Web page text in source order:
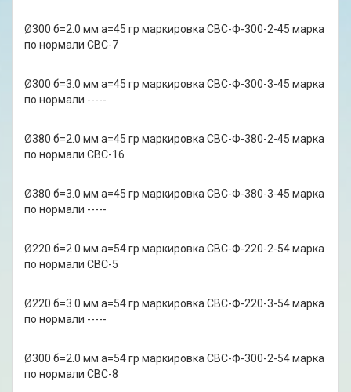
Ø300 б=2.0 мм а=45 гр маркировка СВС-Ф-300-2-45 марка
по нормали СВС-7
Ø300 б=3.0 мм а=45 гр маркировка СВС-Ф-300-3-45 марка
по нормали -----
Ø380 б=2.0 мм а=45 гр маркировка СВС-Ф-380-2-45 марка
по нормали СВС-16
Ø380 б=3.0 мм а=45 гр маркировка СВС-Ф-380-3-45 марка
по нормали -----
Ø220 б=2.0 мм а=54 гр маркировка СВС-Ф-220-2-54 марка
по нормали СВС-5
Ø220 б=3.0 мм а=54 гр маркировка СВС-Ф-220-3-54 марка
по нормали -----
Ø300 б=2.0 мм а=54 гр маркировка СВС-Ф-300-2-54 марка
по нормали СВС-8